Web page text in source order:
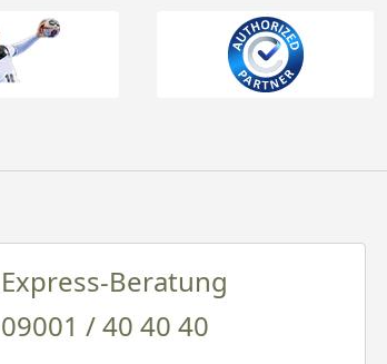
Express-Beratung
09001 / 40 40 40